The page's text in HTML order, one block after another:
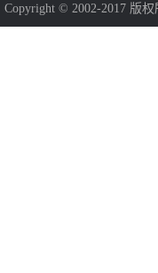
Copyright © 2002-2017 版